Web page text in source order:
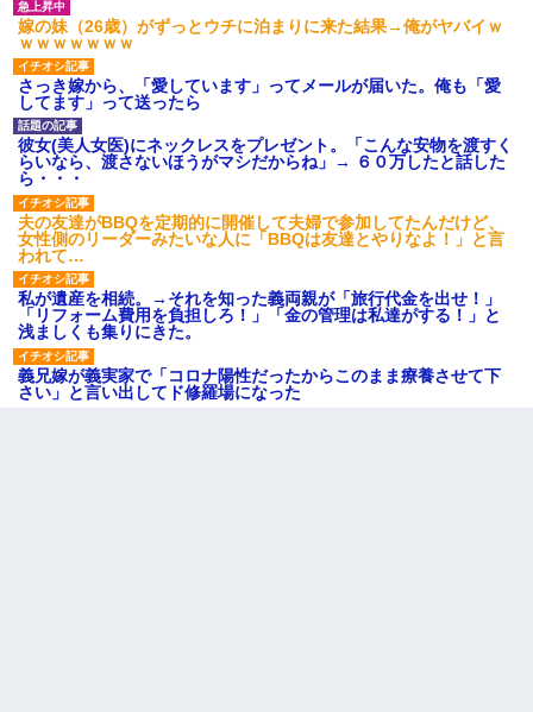
嫁の妹（26歳）がずっとウチに泊まりに来た結果→俺がヤバイｗ
ｗｗｗｗｗｗｗ
さっき嫁から、「愛しています」ってメールが届いた。俺も「愛
してます」って送ったら
彼女(美人女医)にネックレスをプレゼント。「こんな安物を渡すく
らいなら、渡さないほうがマシだからね」→ ６０万したと話した
ら・・・
夫の友達がBBQを定期的に開催して夫婦で参加してたんだけど、
女性側のリーダーみたいな人に「BBQは友達とやりなよ！」と言
われて…
私が遺産を相続。→それを知った義両親が「旅行代金を出せ！」
「リフォーム費用を負担しろ！」「金の管理は私達がする！」と
浅ましくも集りにきた。
義兄嫁が義実家で「コロナ陽性だったからこのまま療養させて下
さい」と言い出してド修羅場になった